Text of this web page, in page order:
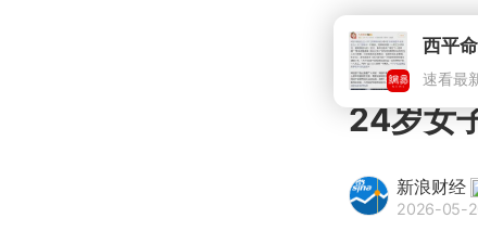
西平
速看最
24岁女
新浪财经
2026-05-